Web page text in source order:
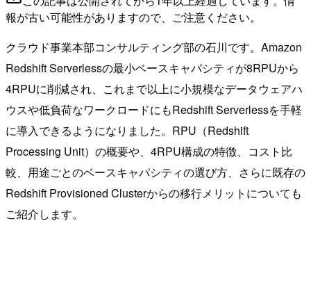
報が古い可能性がありますので、ご注意ください。
クラウド事業本部コンサルティング部の石川です。Amazon
Redshift Serverlessの最小ベースキャパシティが8RPUから
4RPUに削減され、これまで以上に小規模なデータウェアハ
ウスや低負荷なワークロードにもRedshift Serverlessを手軽
に導入できるようになりました。RPU（Redshift
Processing Unit）の概要や、4RPU構成の特徴、コスト比
較、用途ごとのベースキャパシティの選び方、さらに既存の
Redshift Provisioned Clusterからの移行メリットについても
ご紹介します。